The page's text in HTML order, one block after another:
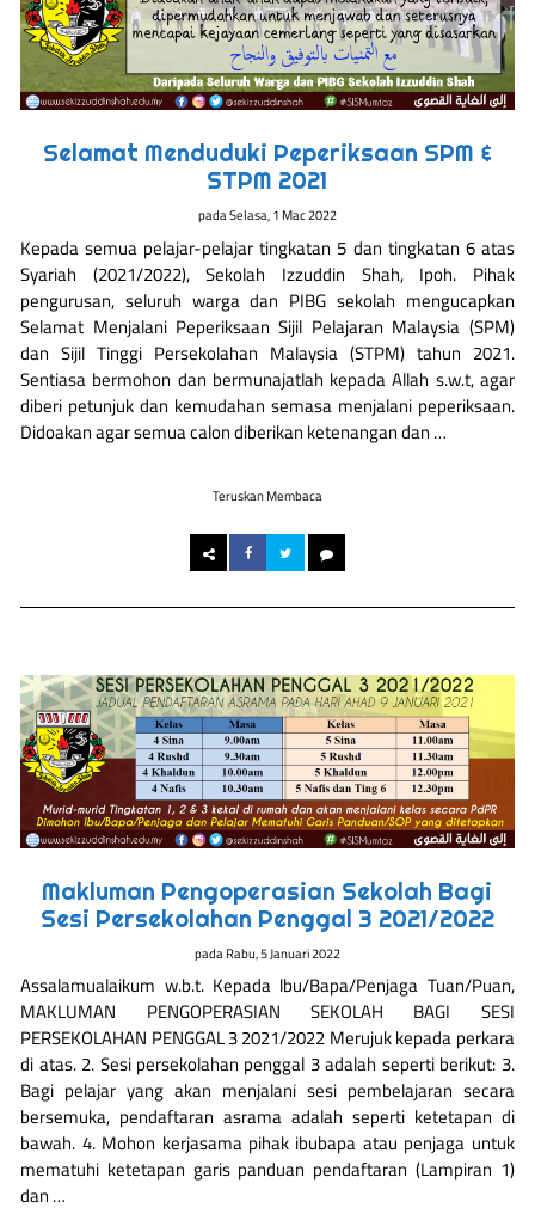
Selamat Menduduki Peperiksaan SPM &
STPM 2021
padaSelasa, 1 Mac 2022
Kepada semua pelajar-pelajar tingkatan 5 dan tingkatan 6 atas
Syariah (2021/2022), Sekolah Izzuddin Shah, Ipoh. Pihak
pengurusan, seluruh warga dan PIBG sekolah mengucapkan
Selamat Menjalani Peperiksaan Sijil Pelajaran Malaysia (SPM)
dan Sijil Tinggi Persekolahan Malaysia (STPM) tahun 2021.
Sentiasa bermohon dan bermunajatlah kepada Allah s.w.t, agar
diberi petunjuk dan kemudahan semasa menjalani peperiksaan.
Didoakan agar semua calon diberikan ketenangan dan …
Teruskan Membaca
Makluman Pengoperasian Sekolah Bagi
Sesi Persekolahan Penggal 3 2021/2022
padaRabu, 5 Januari 2022
Assalamualaikum w.b.t. Kepada lbu/Bapa/Penjaga Tuan/Puan,
MAKLUMAN PENGOPERASIAN SEKOLAH BAGI SESI
PERSEKOLAHAN PENGGAL 3 2021/2022 Merujuk kepada perkara
di atas. 2. Sesi persekolahan penggal 3 adalah seperti berikut: 3.
Bagi pelajar yang akan menjalani sesi pembelajaran secara
bersemuka, pendaftaran asrama adalah seperti ketetapan di
bawah. 4. Mohon kerjasama pihak ibubapa atau penjaga untuk
mematuhi ketetapan garis panduan pendaftaran (Lampiran 1)
dan …